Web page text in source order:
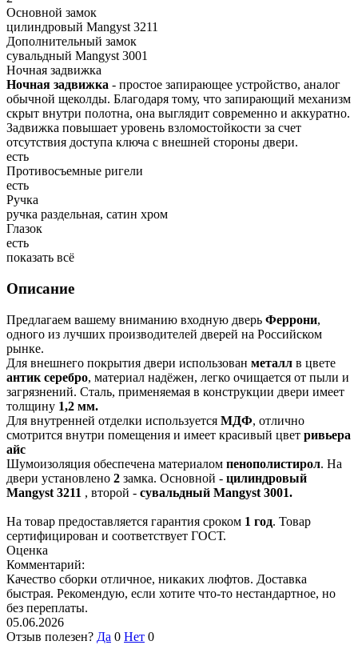
Основной замок
цилиндровый Mangyst 3211
Дополнительный замок
сувальдный Mangyst 3001
Ночная задвижка
Ночная задвижка - простое запирающее устройство, аналог
обычной щеколды. Благодаря тому, что запирающий механизм
скрыт внутри полотна, она выглядит современно и аккуратно.
Задвижка повышает уровень взломостойкости за счет
отсутствия доступа ключа с внешней стороны двери.
есть
Противосъемные ригели
есть
Ручка
ручка раздельная, сатин хром
Глазок
есть
показать всё
Описание
Предлагаем вашему вниманию входную дверь Феррони,
одного из лучших производителей дверей на Российском
рынке.
Для внешнего покрытия двери использован металл в цвете
антик серебро, материал надёжен, легко очищается от пыли и
загрязнений. Сталь, применяемая в конструкции двери имеет
толщину 1,2 мм.
Для внутренней отделки используется МДФ, отлично
смотрится внутри помещения и имеет красивый цвет ривьера
айс
Шумоизоляция обеспечена материалом пенополистирол. На
двери установлено 2 замка. Основной - цилиндровый
Mangyst 3211 , второй - сувальдный Mangyst 3001.
На товар предоставляется гарантия сроком 1 год. Товар
сертифицирован и соответствует ГОСТ.
Оценка
Комментарий:
Качество сборки отличное, никаких люфтов. Доставка
быстрая. Рекомендую, если хотите что-то нестандартное, но
без переплаты.
05.06.2026
Отзыв полезен? Да 0 Нет 0